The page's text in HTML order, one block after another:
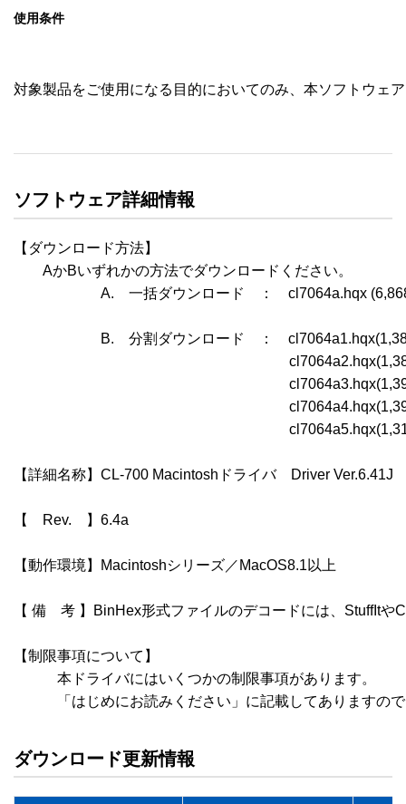
使用条件
対象製品をご使用になる目的においてのみ、本ソフトウェ
ソフトウェア詳細情報
【ダウンロード方法】
AかBいずれかの方法でダウンロードください。
A.　一括ダウンロード　：　cl7064a.hqx
B.　分割ダウンロード　：　
cl7064a2.hqx(1,389,658
cl7064a3.hqx(1,392,091
cl7064a4.hqx(1,391,949
cl7064a5.hqx(1,313,044
【詳細名称】CL-700 Macintoshドライバ　Driver Ver.6.41J
【　Rev.　】6.4a
【動作環境】Macintoshシリーズ／MacOS8.1以上
【 備　考 】BinHex形式ファイルのデコードには、StuffItや
【制限事項について】
本ドライバにはいくつかの制限事項があります。
「はじめにお読みください」に記載してありますので
ダウンロード更新情報